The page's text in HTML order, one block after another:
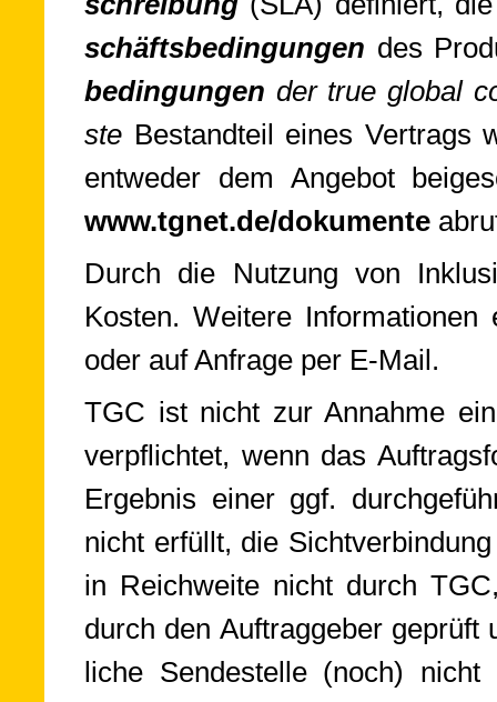
schäfts­be­din­gun­gen des
be­din­gun­gen der true glo­bal
ste Be­stand­teil eines Ver­trags
ent­we­der dem An­ge­bot
www.tgnet.de/do­ku­men­te
Durch die Nutzung von
Kos­ten. Wei­te­re
oder auf An­frage per E-Mail.
TGC ist nicht zur Annahme
ver­pflich­tet, wenn das
Er­geb­nis einer ggf.
nicht er­füllt, die
in Reich­weite nicht durch
durch den Auf­trag­ge­ber
liche Sen­de­stel­le (noch)